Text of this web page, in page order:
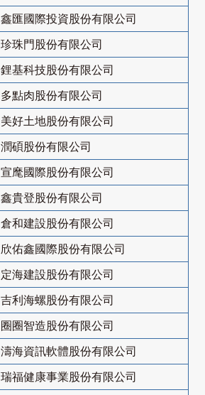
鑫匯國際投資股份有限公司
珍珠門股份有限公司
鋰基科技股份有限公司
多點肉股份有限公司
美好土地股份有限公司
潤碩股份有限公司
宣麾國際股份有限公司
鑫貴登股份有限公司
倉和建設股份有限公司
欣佑鑫國際股份有限公司
定海建設股份有限公司
吉利海螺股份有限公司
圈圈智造股份有限公司
濤海資訊軟體股份有限公司
瑞福健康事業股份有限公司